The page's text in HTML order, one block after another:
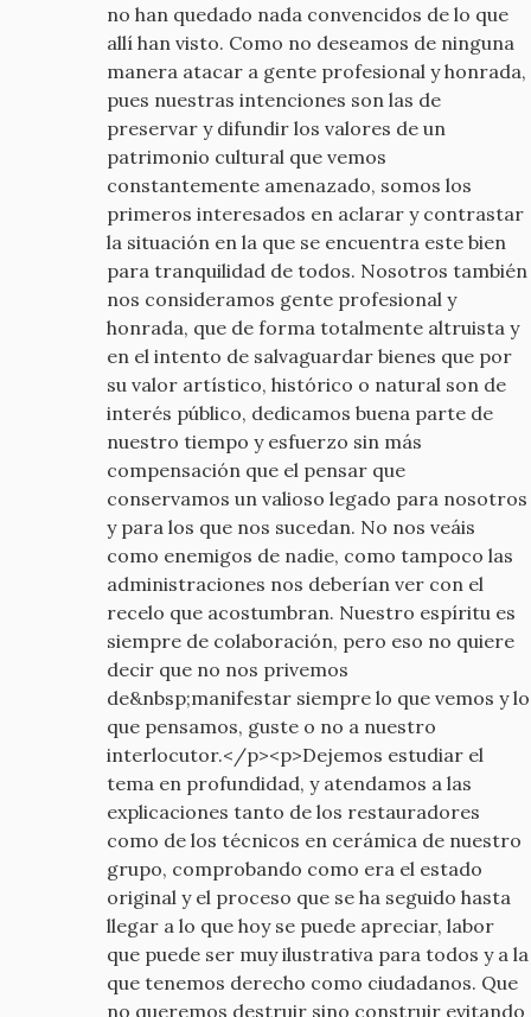
no han quedado nada convencidos de lo que
allí han visto. Como no deseamos de ninguna
manera atacar a gente profesional y honrada,
pues nuestras intenciones son las de
preservar y difundir los valores de un
patrimonio cultural que vemos
constantemente amenazado, somos los
primeros interesados en aclarar y contrastar
la situación en la que se encuentra este bien
para tranquilidad de todos. Nosotros también
nos consideramos gente profesional y
honrada, que de forma totalmente altruista y
en el intento de salvaguardar bienes que por
su valor artístico, histórico o natural son de
interés público, dedicamos buena parte de
nuestro tiempo y esfuerzo sin más
compensación que el pensar que
conservamos un valioso legado para nosotros
y para los que nos sucedan. No nos veáis
como enemigos de nadie, como tampoco las
administraciones nos deberían ver con el
recelo que acostumbran. Nuestro espíritu es
siempre de colaboración, pero eso no quiere
decir que no nos privemos
de&nbsp;manifestar siempre lo que vemos y lo
que pensamos, guste o no a nuestro
interlocutor.</p><p>Dejemos estudiar el
tema en profundidad, y atendamos a las
explicaciones tanto de los restauradores
como de los técnicos en cerámica de nuestro
grupo, comprobando como era el estado
original y el proceso que se ha seguido hasta
llegar a lo que hoy se puede apreciar, labor
que puede ser muy ilustrativa para todos y a la
que tenemos derecho como ciudadanos. Que
no queremos destruir sino construir evitando